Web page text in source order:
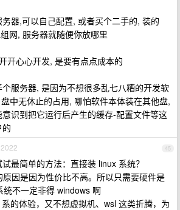
器,可以自己配置, 或者买个二手的, 装的
网, 服务器就随便你放哪里
开心心开发, 是要有点点成本的
服务器, 是因为不想很多乱七八糟的开发软
中无休止的占用, 哪怕软件本体装在其他盘,
识到把它运行后产生的缓存-配置文件等这
45
最简单的方法：直接装 linux 系统？
因是因为性价比不高。所以只需要硬件是
统不一定非得 windows 啊
的体验，又不想虚拟机、wsl 这类折腾，为